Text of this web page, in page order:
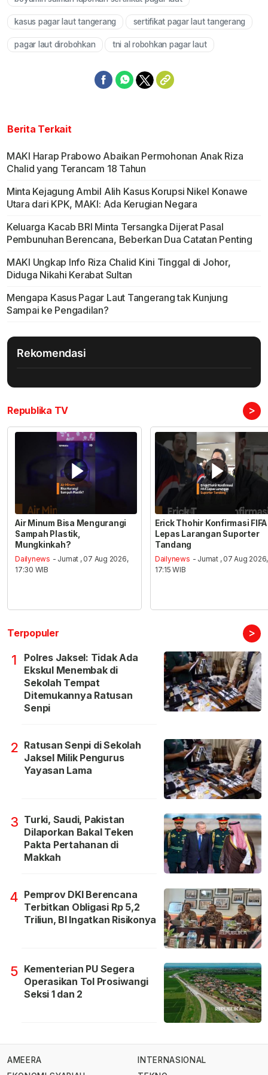
kasus pagar laut tangerang sertifikat pagar laut tangerang
pagar laut dirobohkan tni al robohkan pagar laut
Berita Terkait
MAKI Harap Prabowo Abaikan Permohonan Anak Riza
Chalid yang Terancam 18 Tahun
Minta Kejagung Ambil Alih Kasus Korupsi Nikel Konawe
Utara dari KPK, MAKI: Ada Kerugian Negara
Keluarga Kacab BRI Minta Tersangka Dijerat Pasal
Pembunuhan Berencana, Beberkan Dua Catatan Penting
MAKI Ungkap Info Riza Chalid Kini Tinggal di Johor,
Diduga Nikahi Kerabat Sultan
Mengapa Kasus Pagar Laut Tangerang tak Kunjung
Sampai ke Pengadilan?
Rekomendasi
Republika TV >
Air Minum Bisa Mengurangi
Sampah Plastik,
Mungkinkah?
Dailynews - Jumat , 07 Aug 2026,
17:30 WIB
Erick Thohir Konfirmasi FIFA
Lepas Larangan Suporter
Tandang
Dailynews - Jumat , 07 Aug 2026,
17:15 WIB
Terpopuler >
1
Polres Jaksel: Tidak Ada
Ekskul Menembak di
Sekolah Tempat
Ditemukannya Ratusan
Senpi
2 Ratusan Senpi di Sekolah
Jaksel Milik Pengurus
Yayasan Lama
3 Turki, Saudi, Pakistan
Dilaporkan Bakal Teken
Pakta Pertahanan di
Makkah
4 Pemprov DKI Berencana
Terbitkan Obligasi Rp 5,2
Triliun, BI Ingatkan Risikonya
5 Kementerian PU Segera
Operasikan Tol Prosiwangi
Seksi 1 dan 2
AMEERA
INTERNASIONAL